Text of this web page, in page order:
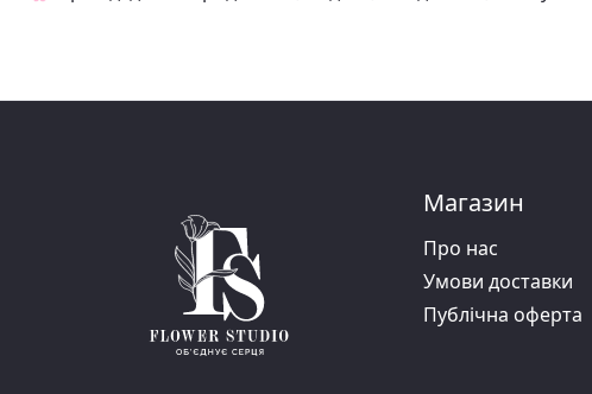
Магазин
Про нас
Умови доставки
Публiчна оферта